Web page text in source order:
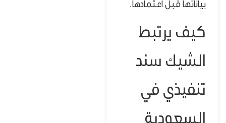
بياناتها قبل اعتمادها.
كيف يرتبط
الشيك سند
تنفيذي في